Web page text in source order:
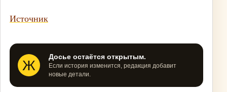
Источник
Ж
Досье остаётся открытым.
Если история изменится, редакция добавит
новые детали.